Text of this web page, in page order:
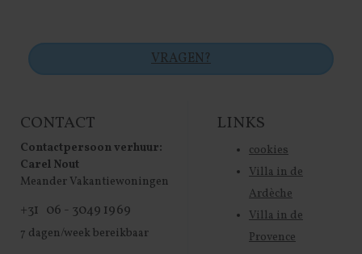
CONTACT
Contactpersoon verhuur:
Carel Nout
Meander Vakantiewoningen
+31 06 - 3049 1969
7 dagen/week bereikbaar
VRAGEN?
LINKS
cookies
Villa in de
Ardèche
Villa in de
Provence